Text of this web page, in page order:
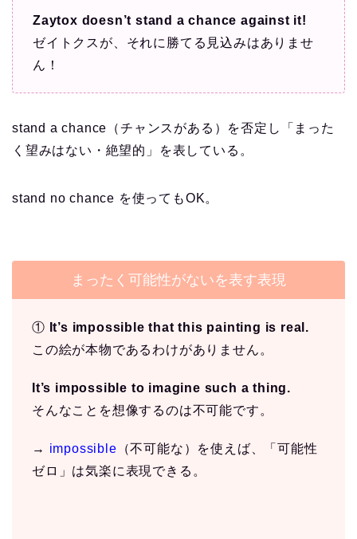
Zaytox doesn’t stand a chance against it!
ゼイトクスが、それに勝てる見込みはありませ
ん！
stand a chance（チャンスがある）を否定し「まった
く望みはない・絶望的」を表している。
stand no chance を使ってもOK。
まったく可能性がないを表す表現
① It’s impossible that this painting is real.
この絵が本物であるわけがありません。
It’s impossible to imagine such a thing.
そんなことを想像するのは不可能です。
→ impossible （不可能な）を使えば、「可能性
ゼロ」は気楽に表現できる。